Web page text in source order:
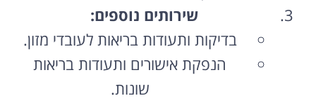
שירותים נוספים:
בדיקות ותעודות בריאות לעובדי מזון.
הנפקת אישורים ותעודות בריאות
שונות.